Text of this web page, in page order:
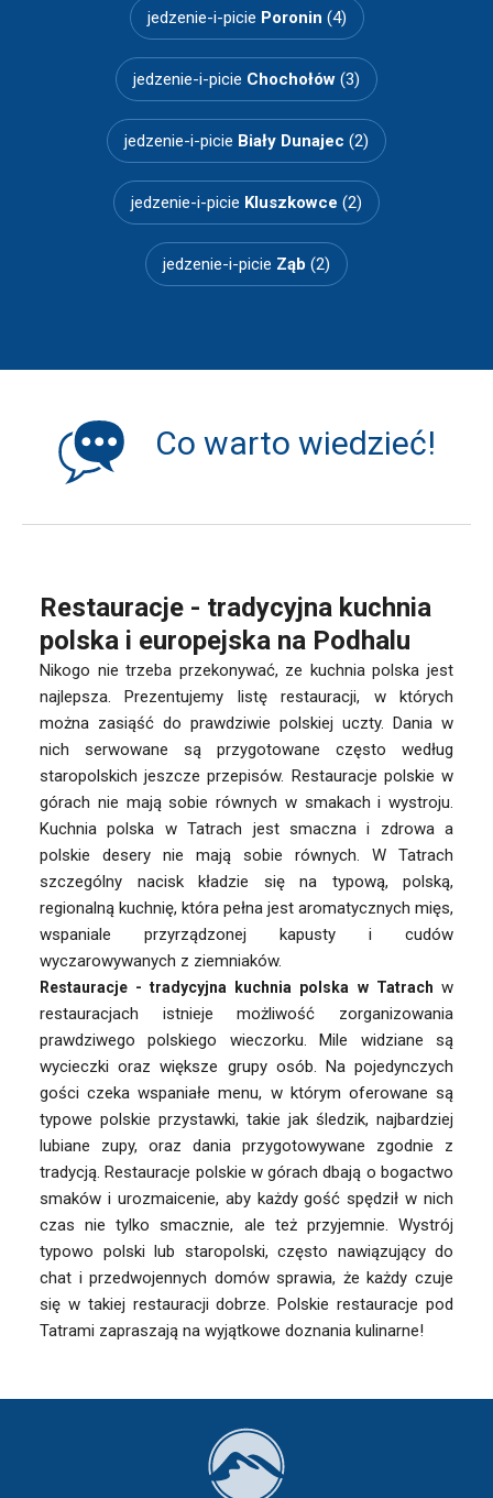
jedzenie-i-picie Poronin (4)
jedzenie-i-picie Chochołów (3)
jedzenie-i-picie Biały Dunajec (2)
jedzenie-i-picie Kluszkowce (2)
jedzenie-i-picie Ząb (2)
Co warto wiedzieć!
Restauracje - tradycyjna kuchnia
polska i europejska na Podhalu
Nikogo nie trzeba przekonywać, ze kuchnia polska jest
najlepsza. Prezentujemy listę restauracji, w których
można zasiąść do prawdziwie polskiej uczty. Dania w
nich serwowane są przygotowane często według
staropolskich jeszcze przepisów. Restauracje polskie w
górach nie mają sobie równych w smakach i wystroju.
Kuchnia polska w Tatrach jest smaczna i zdrowa a
polskie desery nie mają sobie równych. W Tatrach
szczególny nacisk kładzie się na typową, polską,
regionalną kuchnię, która pełna jest aromatycznych mięs,
wspaniale przyrządzonej kapusty i cudów
wyczarowywanych z ziemniaków.
Restauracje - tradycyjna kuchnia polska w Tatrach w
restauracjach istnieje możliwość zorganizowania
prawdziwego polskiego wieczorku. Mile widziane są
wycieczki oraz większe grupy osób. Na pojedynczych
gości czeka wspaniałe menu, w którym oferowane są
typowe polskie przystawki, takie jak śledzik, najbardziej
lubiane zupy, oraz dania przygotowywane zgodnie z
tradycją. Restauracje polskie w górach dbają o bogactwo
smaków i urozmaicenie, aby każdy gość spędził w nich
czas nie tylko smacznie, ale też przyjemnie. Wystrój
typowo polski lub staropolski, często nawiązujący do
chat i przedwojennych domów sprawia, że każdy czuje
się w takiej restauracji dobrze. Polskie restauracje pod
Tatrami zapraszają na wyjątkowe doznania kulinarne!